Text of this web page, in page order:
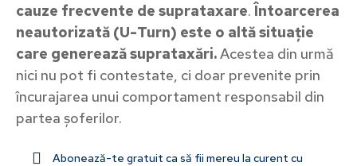
cauze frecvente de suprataxare. Întoarcerea
neautorizată (U-Turn) este o altă situație
care generează suprataxări.Acestea din urmă
nici nu pot fi contestate, ci doar prevenite prin
încurajarea unui comportament responsabil din
partea șoferilor.
Abonează-te gratuit ca să fii mereu la curent cu